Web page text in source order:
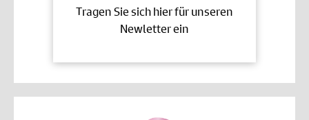
Tragen Sie sich hier für unseren
Newletter ein